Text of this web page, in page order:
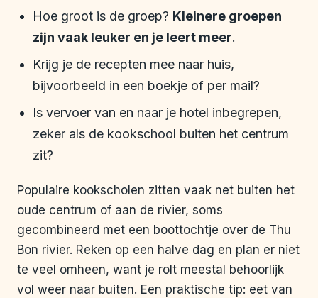
Hoe groot is de groep? Kleinere groepen
zijn vaak leuker en je leert meer.
Krijg je de recepten mee naar huis,
bijvoorbeeld in een boekje of per mail?
Is vervoer van en naar je hotel inbegrepen,
zeker als de kookschool buiten het centrum
zit?
Populaire kookscholen zitten vaak net buiten het
oude centrum of aan de rivier, soms
gecombineerd met een boottochtje over de Thu
Bon rivier. Reken op een halve dag en plan er niet
te veel omheen, want je rolt meestal behoorlijk
vol weer naar buiten. Een praktische tip: eet van